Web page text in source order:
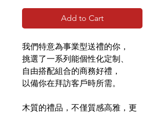
Add to Cart
我們特意為事業型送禮的你，
挑選了一系列能個性化定制、
自由搭配組合的商務好禮，
以備你在拜訪客戶時所需。
木質的禮品，不僅質感高雅，更